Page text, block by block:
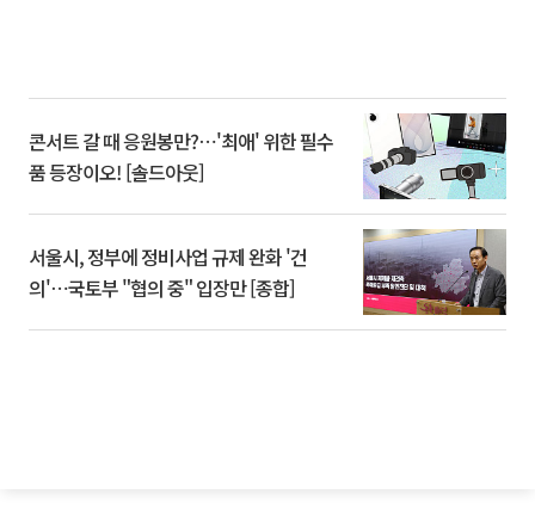
콘서트 갈 때 응원봉만?⋯'최애' 위한 필수
품 등장이오! [솔드아웃]
서울시, 정부에 정비사업 규제 완화 '건
의'⋯국토부 "협의 중" 입장만 [종합]